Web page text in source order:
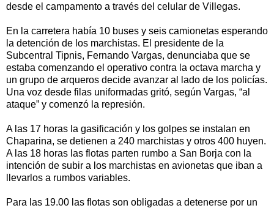
desde el campamento a través del celular de Villegas.
En la carretera había 10 buses y seis camionetas esperando
la detención de los marchistas. El presidente de la
Subcentral Tipnis, Fernando Vargas, denunciaba que se
estaba comenzando el operativo contra la octava marcha y
un grupo de arqueros decide avanzar al lado de los policías.
Una voz desde filas uniformadas gritó, según Vargas, “al
ataque” y comenzó la represión.
A las 17 horas la gasificación y los golpes se instalan en
Chaparina, se detienen a 240 marchistas y otros 400 huyen.
A las 18 horas las flotas parten rumbo a San Borja con la
intención de subir a los marchistas en avionetas que iban a
llevarlos a rumbos variables.
Para las 19.00 las flotas son obligadas a detenerse por un